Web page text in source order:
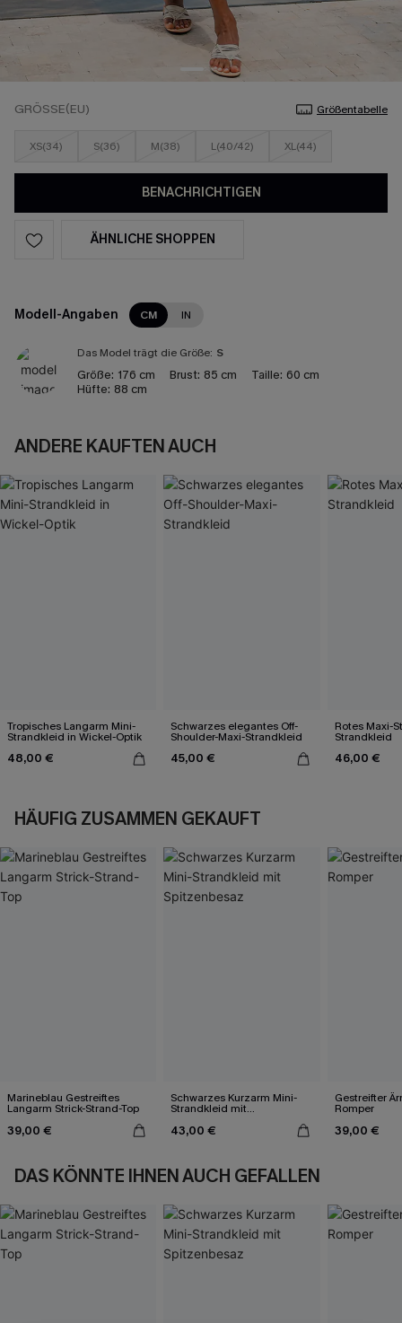
GRÖSSE(EU) Größentabelle
XS(34) S(36) M(38) L(40/42) XL(44)
BENACHRICHTIGEN
ÄHNLICHE SHOPPEN
Modell-Angaben CM IN
Das Model trägt die Größe: S
Größe: 176 cm Brust: 85 cm Taille: 60 cm
Hüfte: 88 cm
ANDERE KAUFTEN AUCH
Tropisches Langarm Mini-
Strandkleid in Wickel-Optik
48,00 €
Schwarzes elegantes Off-
Shoulder-Maxi-Strandkleid
45,00 €
Rotes Maxi-
Strandkleid
46,00 €
HÄUFIG ZUSAMMEN GEKAUFT
Marineblau Gestreiftes
Langarm Strick-Strand-Top
39,00 €
Schwarzes Kurzarm Mini-
Strandkleid mit
43,00 €
Gestreifter
Romper
39,00 €
DAS KÖNNTE IHNEN AUCH GEFALLEN